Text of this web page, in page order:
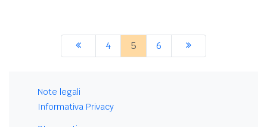
4 5 6
Note legali
Informativa Privacy